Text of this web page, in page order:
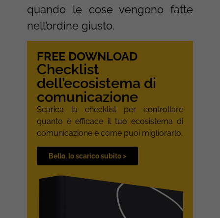
quando le cose vengono fatte
nell’ordine giusto.
FREE DOWNLOAD
Checklist
dell’ecosistema di
comunicazione
Scarica la checklist per controllare
quanto è efficace il tuo ecosistema di
comunicazione e come puoi migliorarlo.
Bello, lo scarico subito >